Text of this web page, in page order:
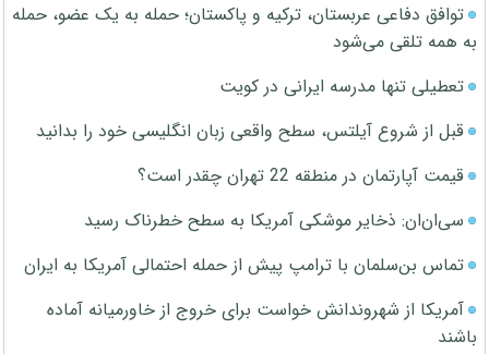
توافق دفاعی عربستان، ترکیه و پاکستان؛ حمله به یک عضو، حمله
به همه تلقی می‌شود
تعطیلی تنها مدرسه ایرانی در کویت
قبل از شروع آیلتس، سطح واقعی زبان انگلیسی خود را بدانید
قیمت آپارتمان در منطقه 22 تهران چقدر است؟
سی‌ان‌ان: ذخایر موشکی آمریکا به سطح خطرناک رسید
تماس بن‌سلمان با ترامپ پیش از حمله احتمالی آمریکا به ایران
آمریکا از شهروندانش خواست برای خروج از خاورمیانه آماده
باشند